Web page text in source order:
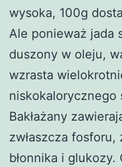
wysoka, 100g
Ale ponieważ jada
duszony w oleju,
wzrasta
niskokalorycznego
Bakłażany
zwłaszcza
błonnika i